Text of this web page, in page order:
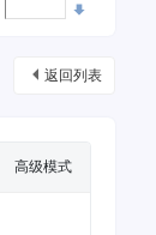
返回列表
高级模式